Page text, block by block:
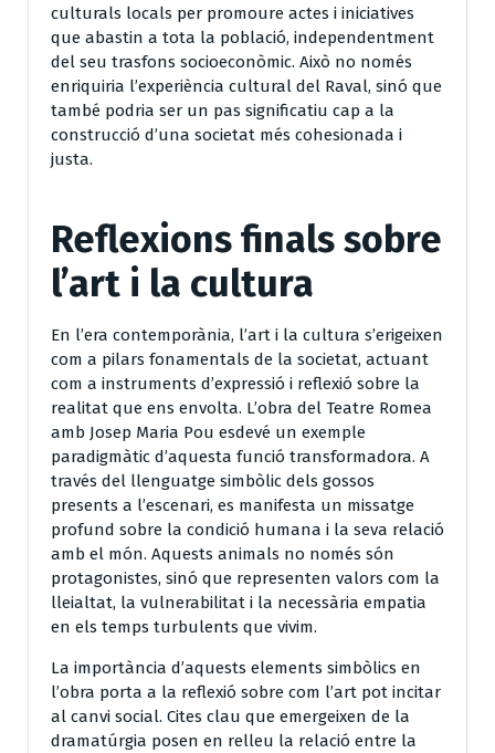
culturals locals per promoure actes i iniciatives
que abastin a tota la població, independentment
del seu trasfons socioeconòmic. Això no només
enriquiria l’experiència cultural del Raval, sinó que
també podria ser un pas significatiu cap a la
construcció d’una societat més cohesionada i
justa.
Reflexions finals sobre
l’art i la cultura
En l’era contemporània, l’art i la cultura s’erigeixen
com a pilars fonamentals de la societat, actuant
com a instruments d’expressió i reflexió sobre la
realitat que ens envolta. L’obra del Teatre Romea
amb Josep Maria Pou esdevé un exemple
paradigmàtic d’aquesta funció transformadora. A
través del llenguatge simbòlic dels gossos
presents a l’escenari, es manifesta un missatge
profund sobre la condició humana i la seva relació
amb el món. Aquests animals no només són
protagonistes, sinó que representen valors com la
lleialtat, la vulnerabilitat i la necessària empatia
en els temps turbulents que vivim.
La importància d’aquests elements simbòlics en
l’obra porta a la reflexió sobre com l’art pot incitar
al canvi social. Cites clau que emergeixen de la
dramatúrgia posen en relleu la relació entre la